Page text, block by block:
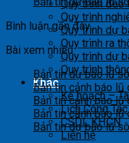
Quy trình đào
Quy trình
Quy trình dự
Quy trình ra
Quy trình dự
Quy trình
Khác
Kế hoạch –
Lịch Công Tác
CSDL KHCN
Liên hệ
Bình luận gần đây
Bài xem nhiều
Bản tin dự báo lũ
Bản tin cảnh báo
Bản tin cảnh báo
Bản tin cảnh báo
Bản tin dự báo lũ